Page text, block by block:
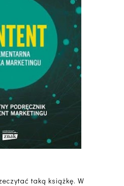
taką książkę. W